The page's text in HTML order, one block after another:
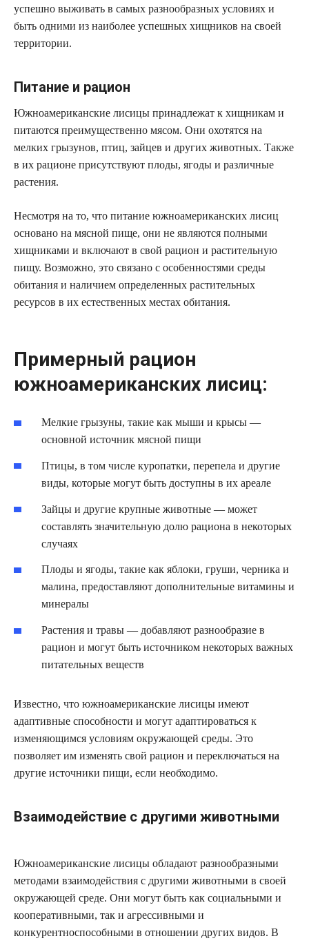
успешно выживать в самых разнообразных условиях и
быть одними из наиболее успешных хищников на своей
территории.
Питание и рацион
Южноамериканские лисицы принадлежат к хищникам и
питаются преимущественно мясом. Они охотятся на
мелких грызунов, птиц, зайцев и других животных. Также
в их рационе присутствуют плоды, ягоды и различные
растения.
Несмотря на то, что питание южноамериканских лисиц
основано на мясной пище, они не являются полными
хищниками и включают в свой рацион и растительную
пищу. Возможно, это связано с особенностями среды
обитания и наличием определенных растительных
ресурсов в их естественных местах обитания.
Примерный рацион
южноамериканских лисиц:
Мелкие грызуны, такие как мыши и крысы —
основной источник мясной пищи
Птицы, в том числе куропатки, перепела и другие
виды, которые могут быть доступны в их ареале
Зайцы и другие крупные животные — может
составлять значительную долю рациона в некоторых
случаях
Плоды и ягоды, такие как яблоки, груши, черника и
малина, предоставляют дополнительные витамины и
минералы
Растения и травы — добавляют разнообразие в
рацион и могут быть источником некоторых важных
питательных веществ
Известно, что южноамериканские лисицы имеют
адаптивные способности и могут адаптироваться к
изменяющимся условиям окружающей среды. Это
позволяет им изменять свой рацион и переключаться на
другие источники пищи, если необходимо.
Взаимодействие с другими животными
Южноамериканские лисицы обладают разнообразными
методами взаимодействия с другими животными в своей
окружающей среде. Они могут быть как социальными и
кооперативными, так и агрессивными и
конкурентноспособными в отношении других видов. В